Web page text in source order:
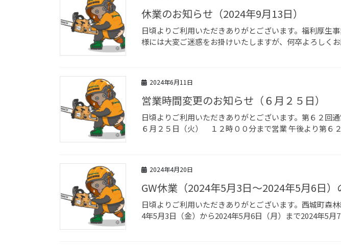
休業のお知らせ（2024年9月13日）
日頃よりご利用いただきありがとございます。福利厚生
様には大変ご迷惑をお掛けいたしますが、何卒よろしくお
2024年6月11日
営業時間変更のお知らせ（６月２５日）
日頃よりご利用いただきありがとございます。第６２回
６月２５日（火） １２時００分まで営業 午後より第６
2024年4月20日
GW休業（2024年5月3日～2024年5月6日）
日頃よりご利用いただきありがとございます。西城町森
4年5月3日（金）から2024年5月6日（月）まで2024年5